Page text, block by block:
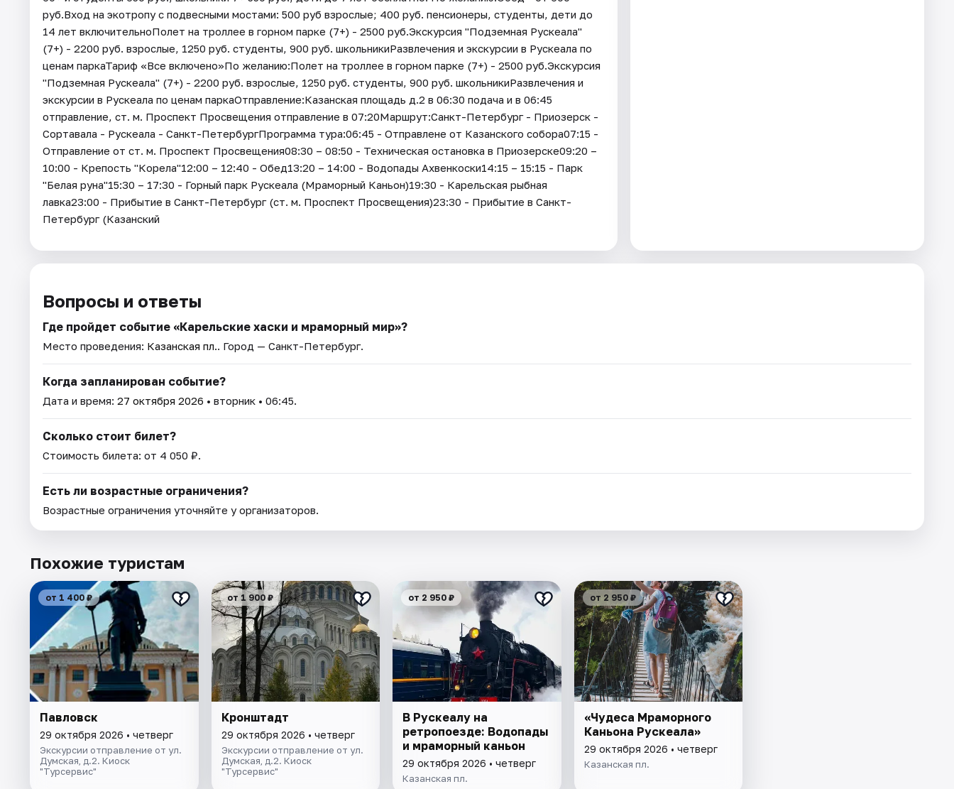
руб.Вход на экотропу с подвесными мостами: 500 руб взрослые; 400 руб. пенсионеры, студенты, дети до
14 лет включительноПолет на троллее в горном парке (7+) - 2500 руб.Экскурсия "Подземная Рускеала"
(7+) - 2200 руб. взрослые, 1250 руб. студенты, 900 руб. школьникиРазвлечения и экскурсии в Рускеала по
ценам паркаТариф «Все включено»По желанию:Полет на троллее в горном парке (7+) - 2500 руб.Экскурсия
"Подземная Рускеала" (7+) - 2200 руб. взрослые, 1250 руб. студенты, 900 руб. школьникиРазвлечения и
экскурсии в Рускеала по ценам паркаОтправление:Казанская площадь д.2 в 06:30 подача и в 06:45
отправление, ст. м. Проспект Просвещения отправление в 07:20Маршрут:Санкт-Петербург - Приозерск -
Сортавала - Рускеала - Санкт-ПетербургПрограмма тура:06:45 - Отправлене от Казанского собора07:15 -
Отправление от ст. м. Проспект Просвещения08:30 – 08:50 - Техническая остановка в Приозерске09:20 –
10:00 - Крепость "Корела"12:00 – 12:40 - Обед13:20 – 14:00 - Водопады Ахвенкоски14:15 – 15:15 - Парк
"Белая руна"15:30 – 17:30 - Горный парк Рускеала (Мраморный Каньон)19:30 - Карельская рыбная
лавка23:00 - Прибытие в Санкт-Петербург (ст. м. Проспект Просвещения)23:30 - Прибытие в Санкт-
Петербург (Казанский
Вопросы и ответы
Где пройдет событие «Карельские хаски и мраморный мир»?
Место проведения: Казанская пл.. Город — Санкт-Петербург.
Когда запланирован событие?
Дата и время: 27 октября 2026 • вторник • 06:45.
Сколько стоит билет?
Стоимость билета: от 4 050 ₽.
Есть ли возрастные ограничения?
Возрастные ограничения уточняйте у организаторов.
Похожие туристам
от 1 400 ₽
Павловск
29 октября 2026 • четверг
Экскурсии отправление от ул.
Думская, д.2. Киоск
"Турсервис"
от 1 900 ₽
Кронштадт
29 октября 2026 • четверг
Экскурсии отправление от ул.
Думская, д.2. Киоск
"Турсервис"
от 2 950 ₽
В Рускеалу на
ретропоезде: Водопады
и мраморный каньон
29 октября 2026 • четверг
Казанская пл.
от 2 950 ₽
«Чудеса Мраморного
Каньона Рускеала»
29 октября 2026 • четверг
Казанская пл.